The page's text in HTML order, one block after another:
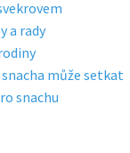
a rady
může setkat
snachu